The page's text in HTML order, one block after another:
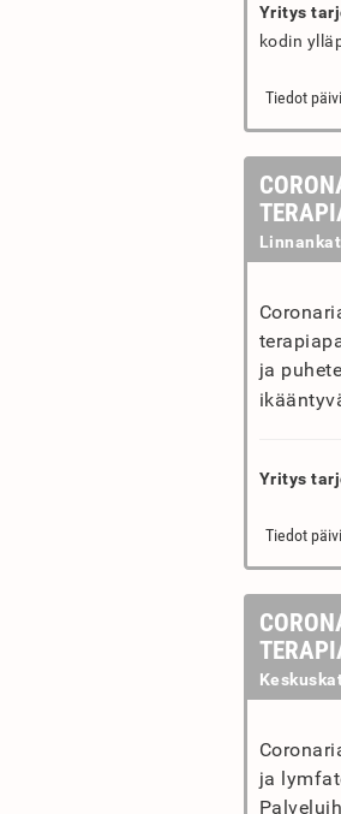
Yritys
kodin
Tiedot
ja
Yritys
Tiedot
ja